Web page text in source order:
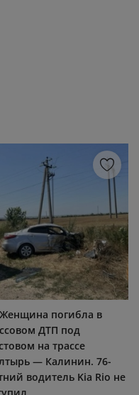
погибла в
ДТП под
на трассе
— Калинин. 76-
водитель Kia Rio не